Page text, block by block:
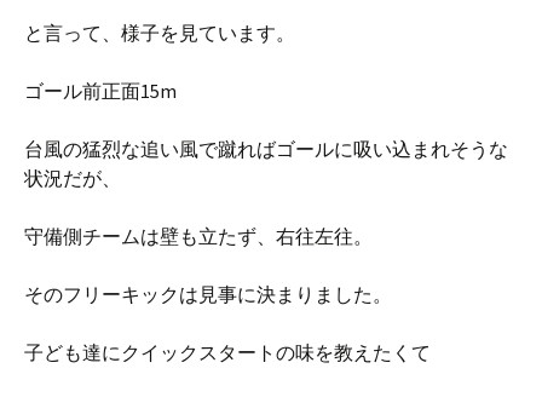
と言って、様子を見ています。
ゴール前正面15m
台風の猛烈な追い風で蹴ればゴールに吸い込まれそうな
状況だが、
守備側チームは壁も立たず、右往左往。
そのフリーキックは見事に決まりました。
子ども達にクイックスタートの味を教えたくて